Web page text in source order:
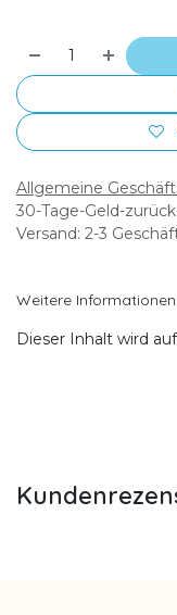
Allgemeine
30-Tage-Geld-
Versand: 2-3
Weitere Informationen
Dieser Inhalt wird